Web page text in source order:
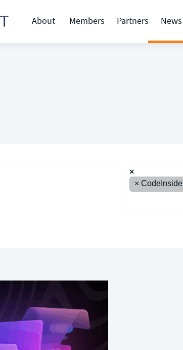
About Members Partners News
×
× CodeInside